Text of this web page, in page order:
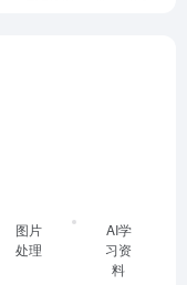
图片
处理
AI学
习资
料